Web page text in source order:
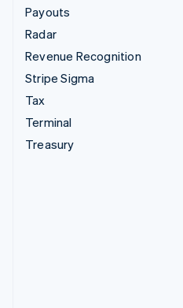
Payouts
Radar
Revenue Recognition
Stripe Sigma
Tax
Terminal
Treasury